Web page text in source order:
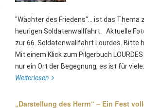
"Wächter des Friedens"... ist das Thema
heurigen Soldatenwallfahrt. Aktuelle
zur 66. Soldatenwallfahrt Lourdes. Bitte
Mit einem Klick zum Pilgerbuch
nur ein Ort der Begegnung, es ist für viele...
Weiterlesen
„Darstellung des Herrn“ – Ein Fest